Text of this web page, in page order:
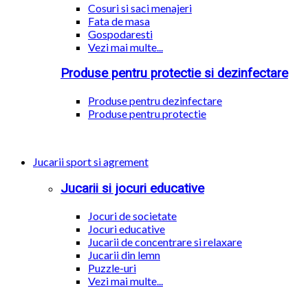
Cosuri si saci menajeri
Fata de masa
Gospodaresti
Vezi mai multe...
Produse pentru protectie si dezinfectare
Produse pentru dezinfectare
Produse pentru protectie
Jucarii sport si agrement
Jucarii si jocuri educative
Jocuri de societate
Jocuri educative
Jucarii de concentrare si relaxare
Jucarii din lemn
Puzzle-uri
Vezi mai multe...